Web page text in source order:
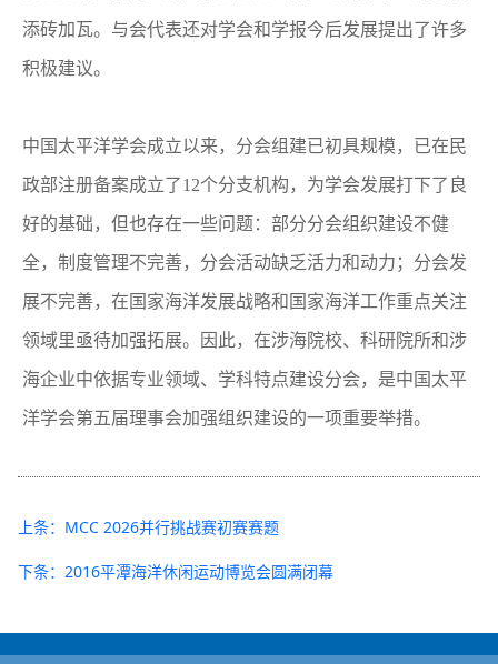
添砖加瓦。与会代表还对学会和学报今后发展提出了许多
积极建议。
中国太平洋学会成立以来，分会组建已初具规模，已在民
政部注册备案成立了12个分支机构，为学会发展打下了良
好的基础，但也存在一些问题：部分分会组织建设不健
全，制度管理不完善，分会活动缺乏活力和动力；分会发
展不完善，在国家海洋发展战略和国家海洋工作重点关注
领域里亟待加强拓展。因此，在涉海院校、科研院所和涉
海企业中依据专业领域、学科特点建设分会，是中国太平
洋学会第五届理事会加强组织建设的一项重要举措。
上条：MCC 2026并行挑战赛初赛赛题
下条：2016平潭海洋休闲运动博览会圆满闭幕